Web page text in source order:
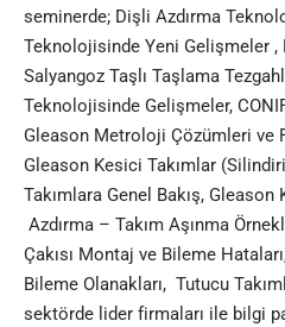
seminerde; Dişli Azdırma
Teknolojisinde Yeni Gelişmeler
Salyangoz Taşlı Taşlama
Teknolojisinde Gelişmeler,
Gleason Metroloji Çözümleri ve
Gleason Kesici Takımlar
Takımlara Genel Bakış,
Azdırma – Takım Aşınma
Çakısı Montaj ve Bileme
Bileme Olanakları, Tutucu
sektörde lider firmaları ile bilgi